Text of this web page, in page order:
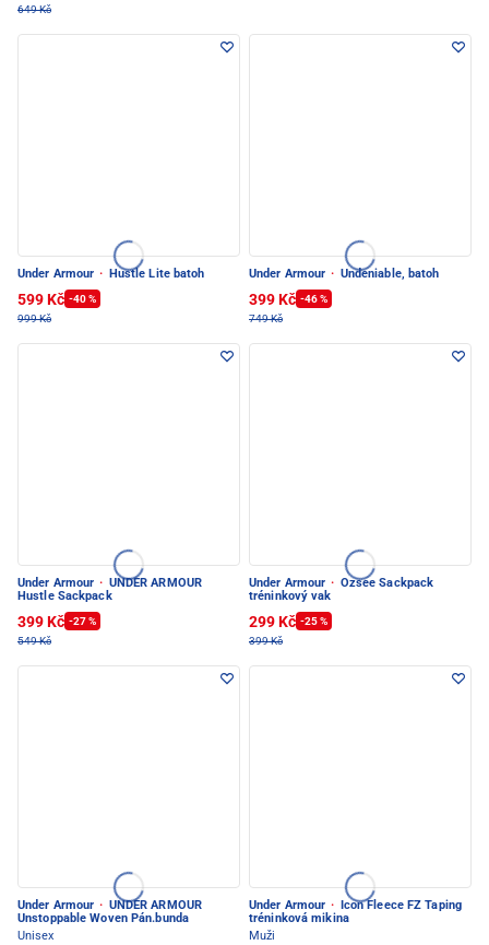
649 Kč
Under Armour · Hustle Lite batoh
599 Kč -40 %
999 Kč
Under Armour · Undeniable, batoh
399 Kč -46 %
749 Kč
Under Armour · UNDER ARMOUR
Hustle Sackpack
399 Kč -27 %
549 Kč
Under Armour · Ozsee Sackpack
tréninkový vak
299 Kč -25 %
399 Kč
Under Armour · UNDER ARMOUR
Unstoppable Woven Pán.bunda
Unisex
Under Armour ·
Icon Fleece FZ Taping
tréninková mikina
Muži